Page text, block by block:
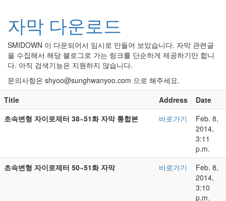
자막 다운로드
SMIDOWN 이 다운되어서 임시로 만들어 보았습니다. 자막 관련글
을 수집해서 해당 블로그로 가는 링크를 단순하게 제공하기만 합니
다. 아직 검색기능은 지원하지 않습니다.
문의사항은 shyoo@sunghwanyoo.com 으로 해주세요.
Title
Address
Date
초속변형 자이로제터 38~51화 자막 통합본
바로가기
Feb. 8,
2014,
3:11
p.m.
초속변형 자이로제터 50~51화 자막
바로가기
Feb. 8,
2014,
3:10
p.m.